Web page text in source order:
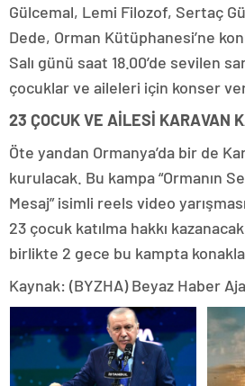
Gülcemal, Lemi Filozof, Sertaç
Dede, Orman Kütüphanesi’ne
Salı günü saat 18.00’de sevilen
çocuklar ve aileleri için konser
23 ÇOCUK VE AİLESİ KARAVAN
Öte yandan Ormanya’da bir de
kurulacak. Bu kampa “Ormanın
Mesaj” isimli reels video
23 çocuk katılma hakkı
birlikte 2 gece bu kampta
Kaynak: (BYZHA) Beyaz Haber